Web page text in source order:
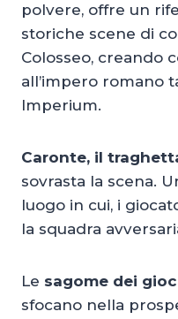
polvere, offre un
storiche scene di
Colosseo, creando
all’impero romano
Imperium.
Caronte, il
sovrasta la scena.
luogo in cui, i
la squadra
Le sagome dei
sfocano nella